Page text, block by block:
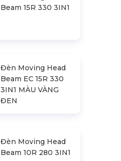
Đèn Moving Head Beam 230
Beam 15R 330 3IN1
Đèn Moving Head
Beam EC 15R 330
3IN1 MÀU VÀNG
ĐEN
Đèn Moving Head
Beam 10R 280 3IN1